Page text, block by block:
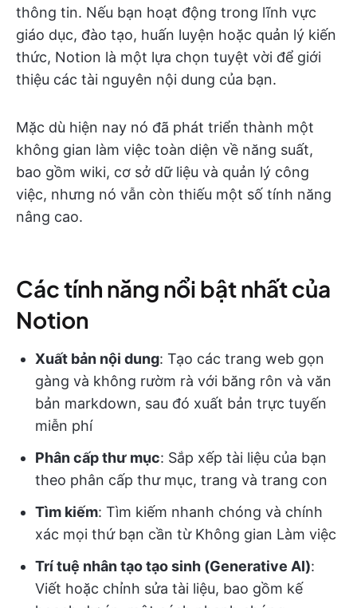
thông tin. Nếu bạn hoạt động trong lĩnh vực
giáo dục, đào tạo, huấn luyện hoặc quản lý kiến
thức, Notion là một lựa chọn tuyệt vời để giới
thiệu các tài nguyên nội dung của bạn.
Mặc dù hiện nay nó đã phát triển thành một
không gian làm việc toàn diện về năng suất,
bao gồm wiki, cơ sở dữ liệu và quản lý công
việc, nhưng nó vẫn còn thiếu một số tính năng
nâng cao.
Các tính năng nổi bật nhất của
Notion
Xuất bản nội dung: Tạo các trang web gọn
gàng và không rườm rà với băng rôn và văn
bản markdown, sau đó xuất bản trực tuyến
miễn phí
Phân cấp thư mục: Sắp xếp tài liệu của bạn
theo phân cấp thư mục, trang và trang con
Tìm kiếm: Tìm kiếm nhanh chóng và chính
xác mọi thứ bạn cần từ Không gian Làm việc
Trí tuệ nhân tạo tạo sinh (Generative AI):
Viết hoặc chỉnh sửa tài liệu, bao gồm kế